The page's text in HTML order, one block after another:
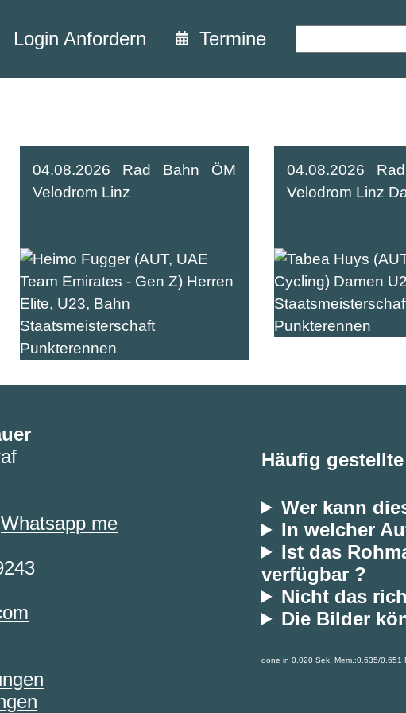
Login Anfordern Termine
04.08.2026 Rad Bahn ÖM
Velodrom Linz
04.08.2026
Velodrom Linz
Whatsapp me
Häufig
Wer kann
In welcher
Ist das
verfügbar ?
Nicht das
Die Bilder
done in 0.020 Sek. Mem.:0.635/0.651